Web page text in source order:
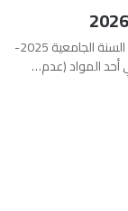
النتائج الاولية للسداسي الأول دورة اولى من السنة الجامعية 2025-